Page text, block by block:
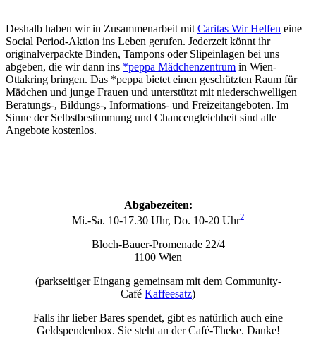
Deshalb haben wir in Zusammenarbeit mit Caritas Wir Helfen eine
Social Period-Aktion ins Leben gerufen. Jederzeit könnt ihr
originalverpackte Binden, Tampons oder Slipeinlagen bei uns
abgeben, die wir dann ins *peppa Mädchenzentrum in Wien-
Ottakring bringen. Das *peppa bietet einen geschützten Raum für
Mädchen und junge Frauen und unterstützt mit niederschwelligen
Beratungs-, Bildungs-, Informations- und Freizeitangeboten. Im
Sinne der Selbstbestimmung und Chancengleichheit sind alle
Angebote kostenlos.
Abgabezeiten:
Mi.-Sa. 10-17.30 Uhr, Do. 10-20 Uhr2
Bloch-Bauer-Promenade 22/4
1100 Wien
(parkseitiger Eingang gemeinsam mit dem Community-
Café Kaffeesatz)
Falls ihr lieber Bares spendet, gibt es natürlich auch eine
Geldspendenbox. Sie steht an der Café-Theke. Danke!